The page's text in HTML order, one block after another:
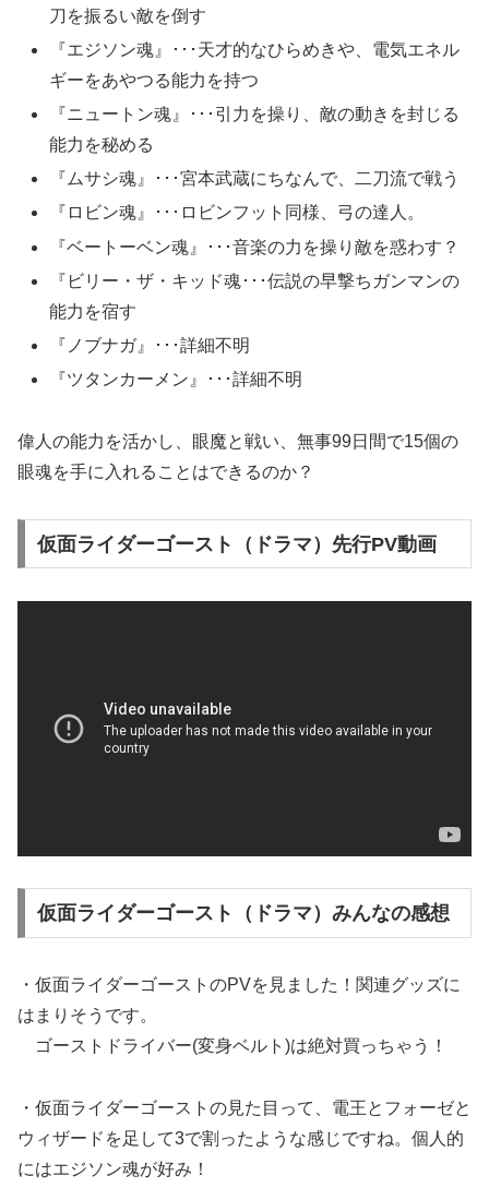
刀を振るい敵を倒す
『エジソン魂』･･･天才的なひらめきや、電気エネル
ギーをあやつる能力を持つ
『ニュートン魂』･･･引力を操り、敵の動きを封じる
能力を秘める
『ムサシ魂』･･･宮本武蔵にちなんで、二刀流で戦う
『ロビン魂』･･･ロビンフット同様、弓の達人。
『ベートーベン魂』･･･音楽の力を操り敵を惑わす？
『ビリー・ザ・キッド魂･･･伝説の早撃ちガンマンの
能力を宿す
『ノブナガ』･･･詳細不明
『ツタンカーメン』･･･詳細不明
偉人の能力を活かし、眼魔と戦い、無事99日間で15個の
眼魂を手に入れる ことはできるのか？
仮面ライダーゴースト（ドラマ）先行PV動画
仮面ライダーゴースト（ドラマ）みんなの感想
・仮面ライダーゴーストのPVを見ました！関連グッズに
はまりそうです。
ゴーストドライバー(変身ベルト)は絶対買っちゃう！
・仮面ライダーゴーストの見た目って、電王とフォーゼと
ウィザードを足して3で割ったような感じですね。個人的
にはエジソン魂が好み！